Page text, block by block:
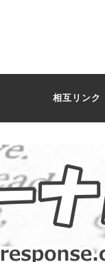
相互リンク